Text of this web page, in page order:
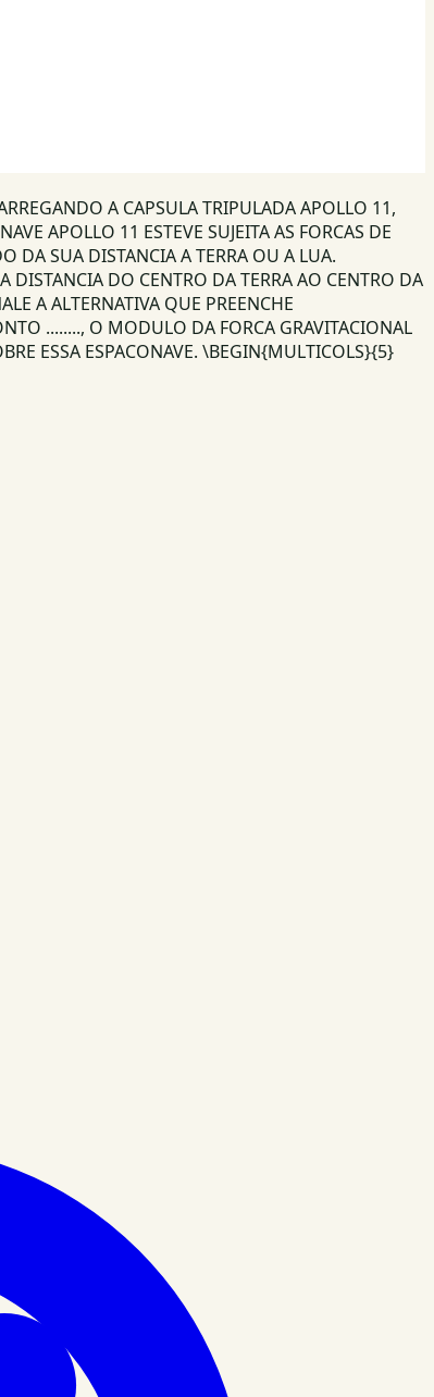
A CAPSULA TRIPULADA APOLLO 11,
APOLLO 11 ESTEVE SUJEITA AS FORCAS DE
DA SUA DISTANCIA A TERRA OU A LUA.
DISTANCIA DO CENTRO DA TERRA AO CENTRO DA
A ALTERNATIVA QUE PREENCHE
........, O MODULO DA FORCA GRAVITACIONAL
ESSA ESPACONAVE. \BEGIN{MULTICOLS}{5}